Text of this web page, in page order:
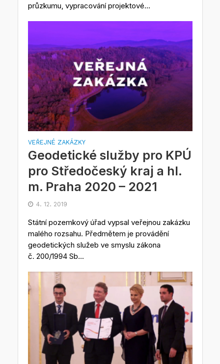
průzkumu, vypracování projektové...
VEŘEJNÉ ZAKÁZKY
Geodetické služby pro KPÚ
pro Středočeský kraj a hl.
m. Praha 2020 – 2021
4. 12. 2019
Státní pozemkový úřad vypsal veřejnou zakázku
malého rozsahu. Předmětem je provádění
geodetických služeb ve smyslu zákona
č. 200/1994 Sb...